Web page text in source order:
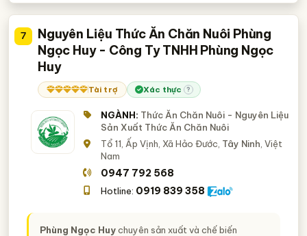
7
Nguyên Liệu Thức Ăn Chăn Nuôi Phùng
Ngọc Huy - Công Ty TNHH Phùng Ngọc
Huy
Tài trợ Xác thực ?
NGÀNH: Thức Ăn Chăn Nuôi - Nguyên Liệu
Sản Xuất Thức Ăn Chăn Nuôi
Tổ 11, Ấp Vịnh, Xã Hảo Đước, Tây Ninh , Việt
Nam
0947 792 568
Hotline: 0919 839 358
Phùng Ngọc Huychuyên sản xuất và chế biến